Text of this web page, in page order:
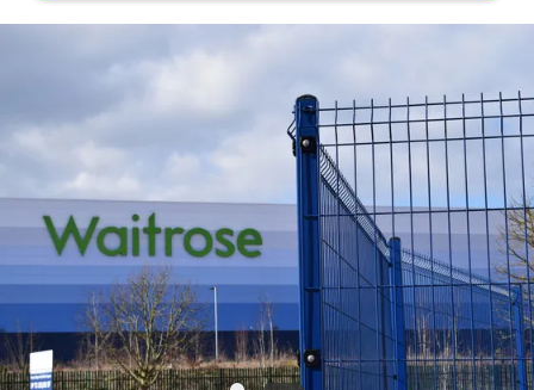
SITEMAP
PRIVACY
POLICY